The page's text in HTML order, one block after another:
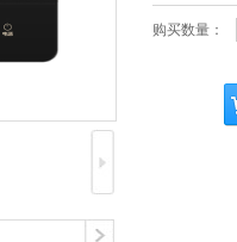
购买数量：